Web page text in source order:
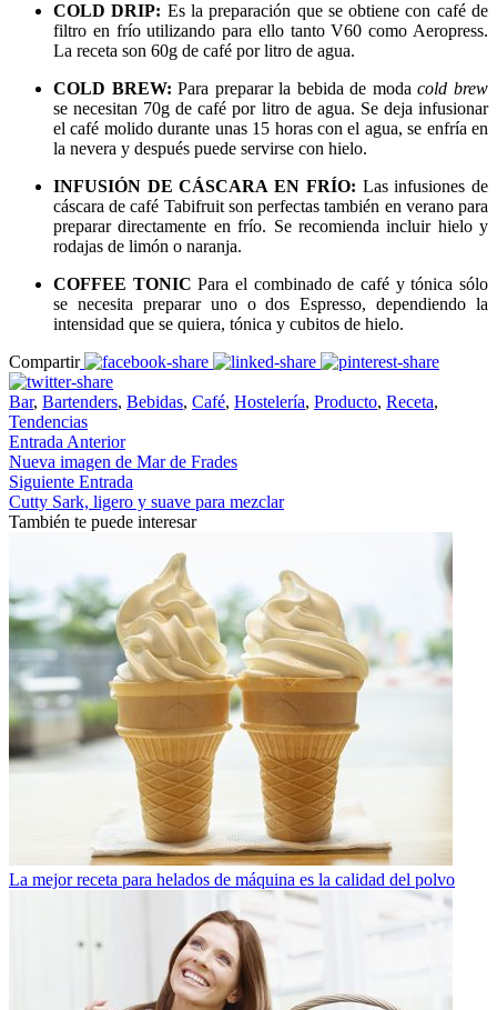
COLD DRIP: Es la preparación que se obtiene con café de
filtro en frío utilizando para ello tanto V60 como Aeropress.
La receta son 60g de café por litro de agua.
COLD BREW:Para preparar la bebida de modacold brew
se necesitan 70g de café por litro de agua. Se deja infusionar
el café molido durante unas 15 horas con el agua, se enfría en
la nevera y después puede servirse con hielo.
INFUSIÓN DE CÁSCARA EN FRÍO: Las infusiones de
cáscara de café Tabifruit son perfectas también en verano para
preparar directamente en frío. Se recomienda incluir hielo y
rodajas de limón o naranja.
COFFEE TONICPara el combinado de café y tónica sólo
se necesita preparar uno o dos Espresso, dependiendo la
intensidad que se quiera, tónica y cubitos de hielo.
Compartir
Bar, Bartenders, Bebidas, Café, Hostelería, Producto, Receta,
Tendencias
Entrada Anterior
Nueva imagen de Mar de Frades
Siguiente Entrada
Cutty Sark, ligero y suave para mezclar
También te puede interesar
La mejor receta para helados de máquina es la calidad del polvo